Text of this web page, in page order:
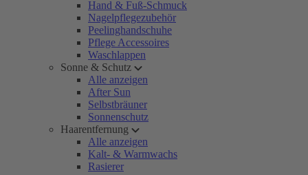
Hand & Fuß-Schmuck
Nagelpflegezubehör
Peelinghandschuhe
Pflege Accessoires
Waschlappen
Sonne & Schutz
Alle anzeigen
After Sun
Selbstbräuner
Sonnenschutz
Haarentfernung
Alle anzeigen
Kalt- & Warmwachs
Rasierer